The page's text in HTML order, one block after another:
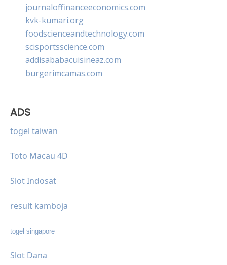
journaloffinanceeconomics.com
kvk-kumari.org
foodscienceandtechnology.com
scisportsscience.com
addisababacuisineaz.com
burgerimcamas.com
ADS
togel taiwan
Toto Macau 4D
Slot Indosat
result kamboja
togel singapore
Slot Dana